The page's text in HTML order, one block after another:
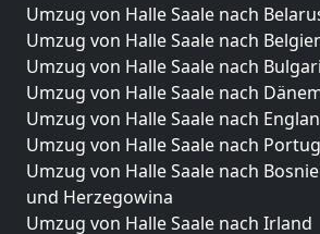
Umzug von Halle Saale nach
Umzug von Halle Saale nach
Umzug von Halle Saale nach
Umzug von Halle Saale nach
Umzug von Halle Saale nach
Umzug von Halle Saale nach
Umzug von Halle Saale nach
und Herzegowina
Umzug von Halle Saale nach Irland